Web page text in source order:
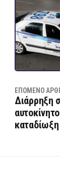
ΕΠΌΜΕΝΟ
Διάρρηξη
καταδίωξη